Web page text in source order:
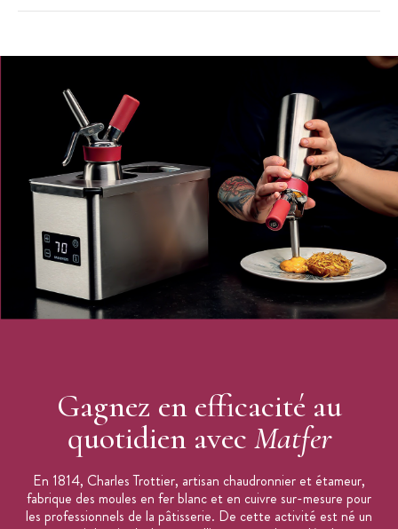
Matériel Professionnel
Caractéristiques Bac Gastronorme:
Acier Inoxydable
Dimensions à la norme NF 631-1 (normes internationales du
matériel de cuisine)
GN 1/4
Hauteur : 10 cm
Capacité : 2.5 L
Nombre de rations (approximative) : 10
Dimensions bac gastro : 16.2 x 26.5 cm
Supporte la cuisson et la congélation
Bords et recoins renforcés contre les déformations
Matfer Bourgeat
Fabriqué en France
Gagnez en efficacité au
quotidien avec Matfer
En 1814, Charles Trottier, artisan chaudronnier et étameur,
fabrique des moules en fer blanc et en cuivre sur-mesure pour
les professionnels de la pâtisserie. De cette activité est né un